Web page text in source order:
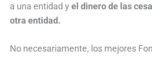
a una entidad y el dinero de las
otra entidad.
No necesariamente, los mejores